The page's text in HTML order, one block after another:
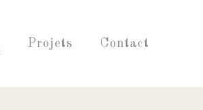
Projets Contact